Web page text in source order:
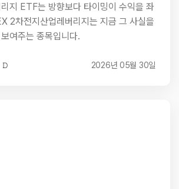
지 ETF는 방향보다 타이밍이 수익을 좌
2차전지산업레버리지는 지금 그 사실을
여주는 종목입니다.
𝙳 2026년 05월 30일